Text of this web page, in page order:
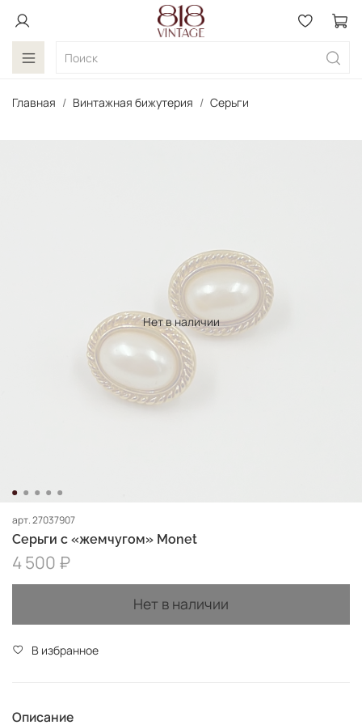
Главная Винтажная бижутерия Серьги
Нет в наличии
арт.27037907
Серьги с «жемчугом» Monet
4 500 ₽
Нет в наличии
В избранное
Описание